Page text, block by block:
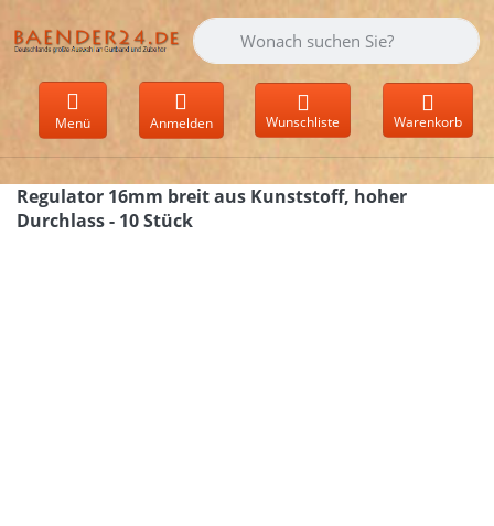
Geben Sie einen Suchbegriff ein.
Menü Anmelden Wunschliste Warenkorb
Regulator 16mm breit aus Kunststoff, hoher
Durchlass - 10 Stück